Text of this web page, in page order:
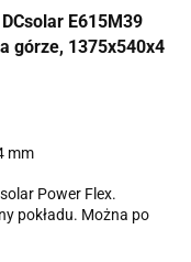
E615M39
górze, 1375x540x4
mm
Power Flex.
pokładu. Można po